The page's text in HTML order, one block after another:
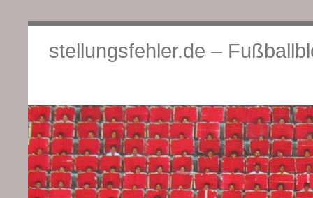
stellungsfehler.de –